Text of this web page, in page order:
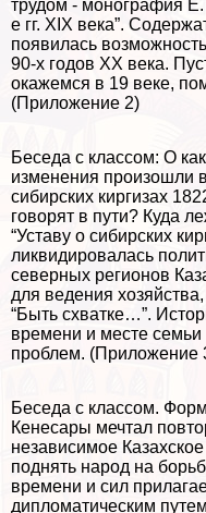
трудом - монография Е.
е гг. XIX века”.
появилась
90-х годов ХХ века.
окажемся в 19 веке,
(Приложение 2)
Беседа с классом: О
изменения произошли в
сибирских киргизах
говорят в пути? Куда
“Уставу о сибирских
ликвидировалась
северных регионов
для ведения
“Быть схватке…”.
времени и месте
проблем. (Приложение
Беседа с классом.
Кенесары мечтал
независимое
поднять народ на
времени и сил
дипломатическим